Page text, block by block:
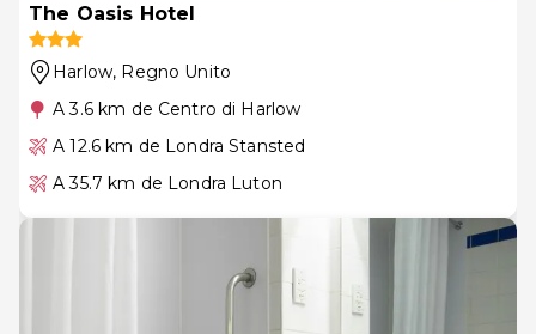
The Oasis Hotel
Harlow, Regno Unito
A 3.6 km de Centro di Harlow
A 12.6 km de Londra Stansted
A 35.7 km de Londra Luton